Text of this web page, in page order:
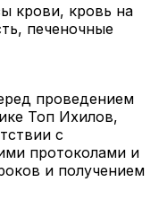
крови, кровь на
печеночные
проведением
Топ Ихилов,
с
протоколами и
и получением